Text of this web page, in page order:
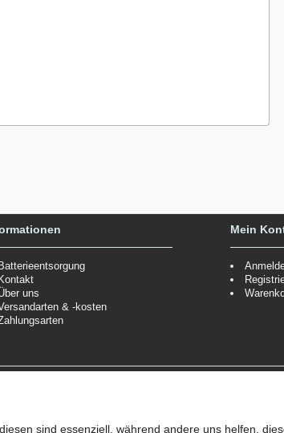
Batterieentsorgung
Kontakt
uns
& -kosten
Mein
sind essenziell, während andere uns helfen,